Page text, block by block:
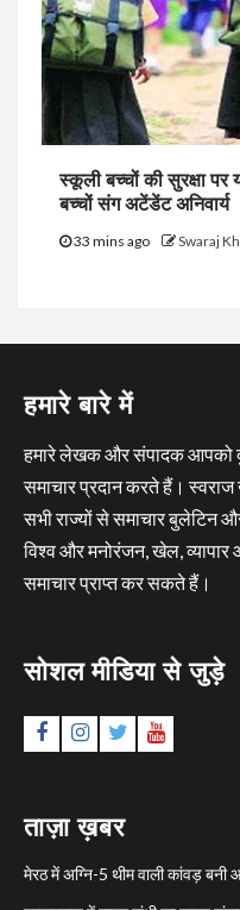
स्कूली बच्चों की सुरक्षा
बच्चों संग अटेंडेंट अनिवार्य
33 mins ago Swaraj
हमारे बारे में
हमारे लेखक और संपादक आपको
समाचार प्रदान करते हैं।
सभी राज्यों से समाचार बुलेटिन
विश्व और मनोरंजन, खेल, व्यापार
समाचार प्राप्त कर सकते हैं।
सोशल मीडिया से जुड़े
FacebookInstagram
TwitterYouTube
ताज़ा ख़बर
मेरठ में अग्नि-5 थीम वाली कांवड़ बनी